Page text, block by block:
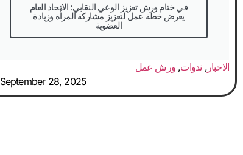
في ختام ورش تعزيز الوعي النقابي: الاتحاد العام
يعرض خطة عمل لتعزيز مشاركة المرأة وزيادة
العضوية
الاخبار, ندوات,ورش عمل
September 28, 2025